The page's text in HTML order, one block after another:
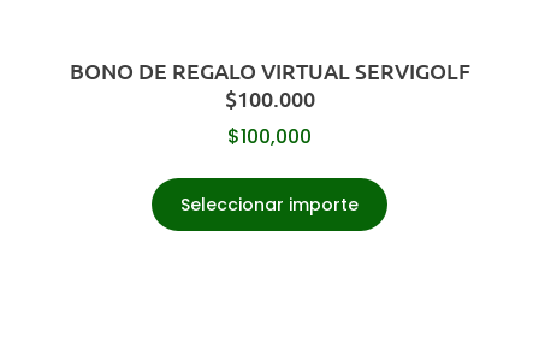
BONO DE REGALO VIRTUAL SERVIGOLF
$100.000
$100,000
Seleccionar importe